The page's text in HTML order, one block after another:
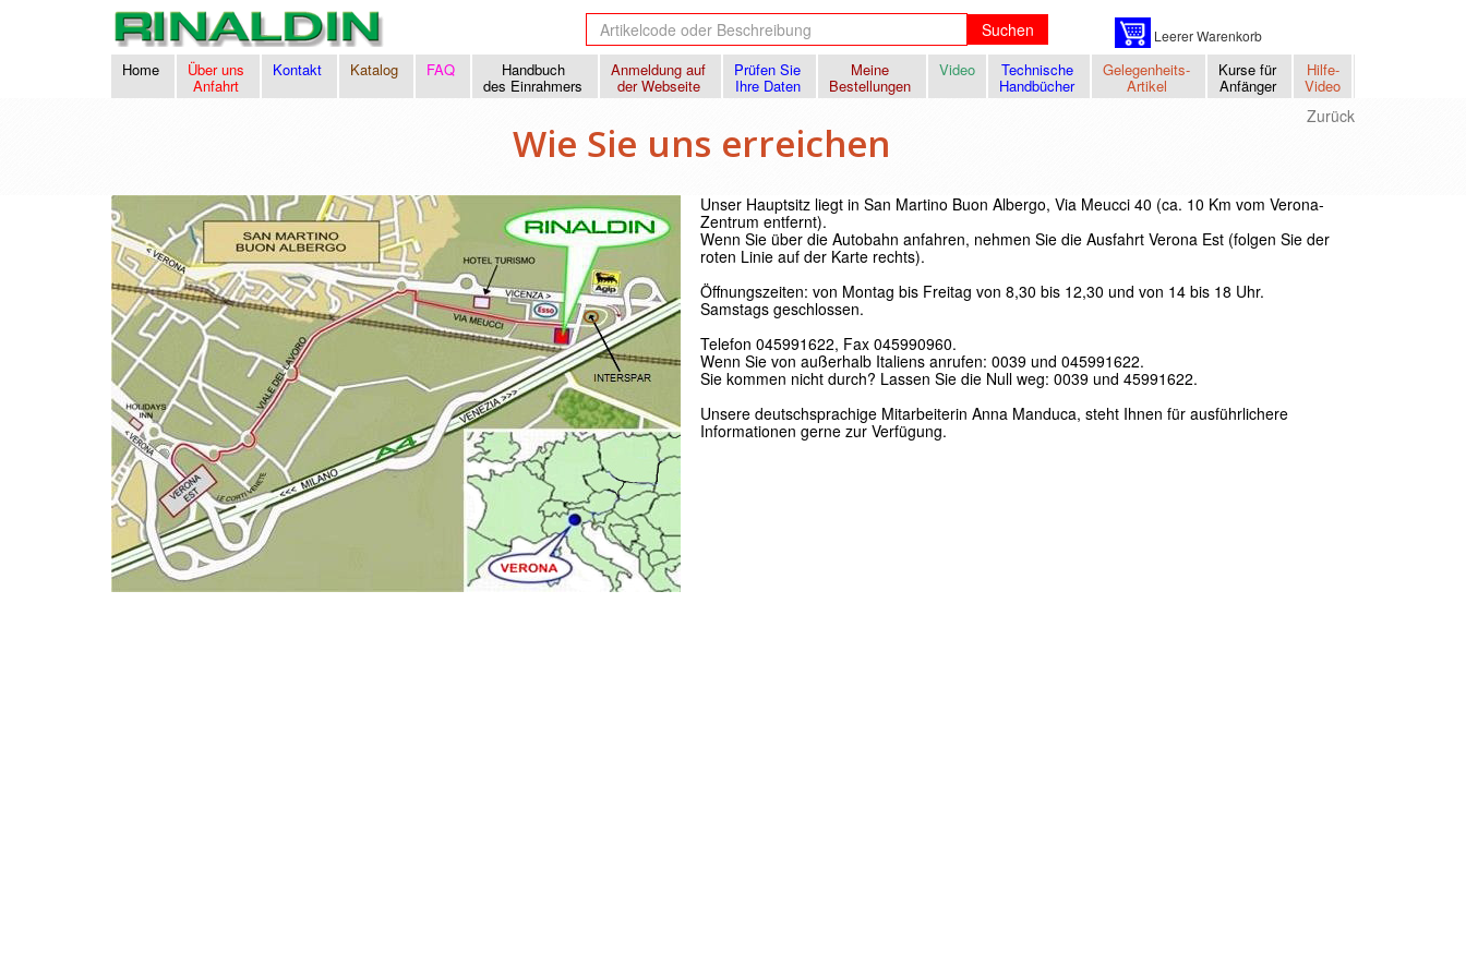
Suchen Leerer Warenkorb
Home Über uns
Anfahrt
Kontakt Katalog FAQ Handbuch
des Einrahmers
Anmeldung auf
der Webseite
Prüfen Sie
Ihre Daten
Meine
Bestellungen
Video Technische
Handbücher
Gelegenheits-
Artikel
Kurse für
Anfänger
Hilfe-
Video
Zurück
Wie Sie uns erreichen
Unser Hauptsitz liegt in San Martino Buon Albergo, Via Meucci 40 (ca. 10 Km vom Verona-
Zentrum entfernt).
Wenn Sie über die Autobahn anfahren, nehmen Sie die Ausfahrt Verona Est (folgen Sie der
roten Linie auf der Karte rechts).
Öffnungszeiten: von Montag bis Freitag von 8,30 bis 12,30 und von 14 bis 18 Uhr.
Samstags geschlossen.
Telefon 045991622, Fax 045990960.
Wenn Sie von außerhalb Italiens anrufen: 0039 und 045991622.
Sie kommen nicht durch? Lassen Sie die Null weg: 0039 und 45991622.
Unsere deutschsprachige Mitarbeiterin Anna Manduca, steht Ihnen für ausführlichere
Informationen gerne zur Verfügung.